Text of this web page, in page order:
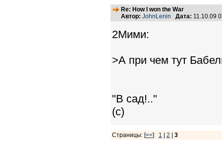
Re: How I won the War
Автор: JohnLenin Дата: 11.10.09
2Мими:
>А при чем тут
"В сад!.."
(с)
Страницы: [<<] 1 2
3